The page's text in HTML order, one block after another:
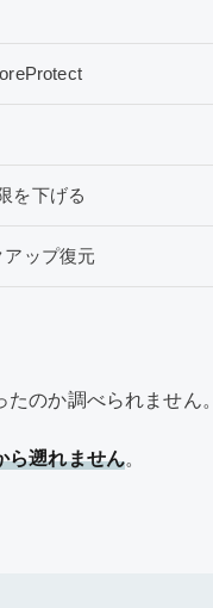
を下げる
ップ復元
のか調べられません。
ら遡れません。